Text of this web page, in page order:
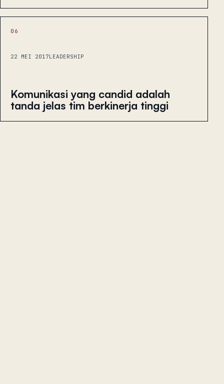
06
22 MEI 2017LEADERSHIP
Komunikasi yang candid adalah
tanda jelas tim berkinerja tinggi